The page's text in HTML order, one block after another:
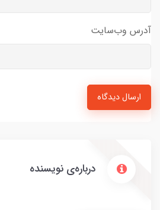
آدرس وب‌سایت
ارسال دیدگاه
درباره‌ی نویسنده